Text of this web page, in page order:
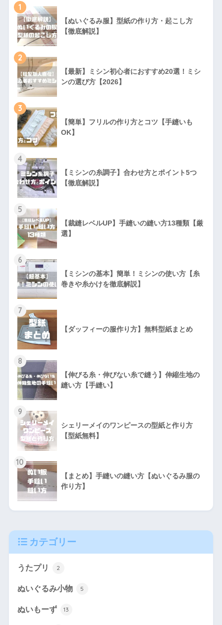
1
【ぬいぐるみ服】型紙の作り方・起こし方
【徹底解説】
2
【最新】ミシン初心者におすすめ20選！ミシ
ンの選び方【2026】
3
【簡単】フリルの作り方とコツ【手縫いも
OK】
4
【ミシンの糸調子】合わせ方とポイント5つ
【徹底解説】
5
【裁縫レベルUP】手縫いの縫い方13種類【厳
選】
6
【ミシンの基本】簡単！ミシンの使い方【糸
巻きや糸かけを徹底解説】
7
【ダッフィーの服作り方】無料型紙まとめ
8
【伸びる糸・伸びない糸で縫う】伸縮生地の
縫い方【手縫い】
9
シェリーメイのワンピースの型紙と作り方
【型紙無料】
10
【まとめ】手縫いの縫い方【ぬいぐるみ服の
作り方】
カテゴリー
うたプリ 2
ぬいぐるみ小物 5
ぬいもーず 13